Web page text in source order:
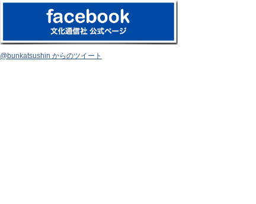
@bunkatsushin からのツイート